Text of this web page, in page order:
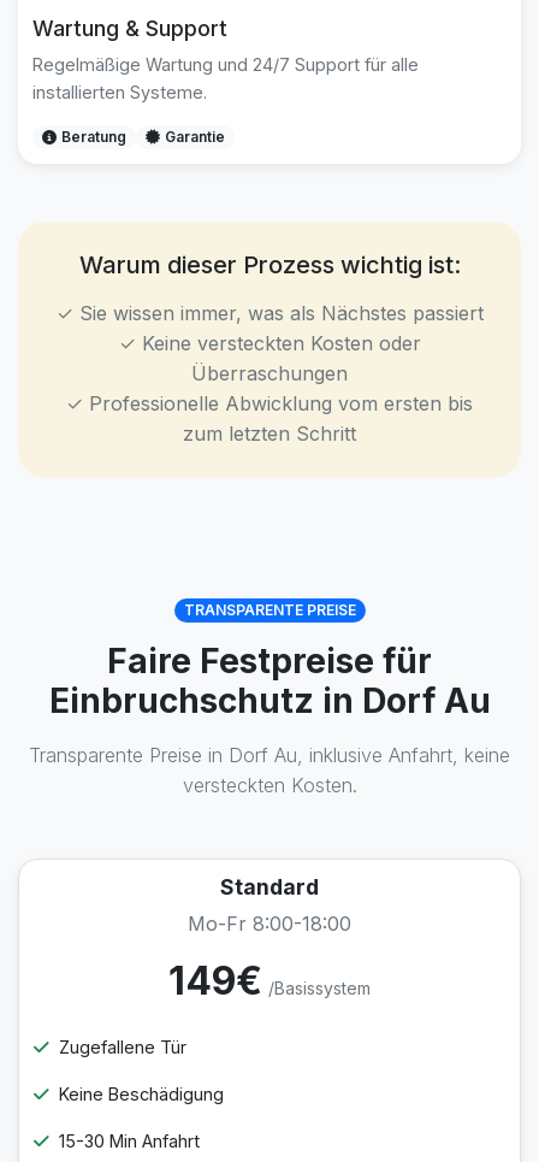
Wartung & Support
Regelmäßige Wartung und 24/7 Support für alle
installierten Systeme.
Beratung Garantie
Warum dieser Prozess wichtig ist:
✓ Sie wissen immer, was als Nächstes passiert
✓ Keine versteckten Kosten oder
Überraschungen
✓ Professionelle Abwicklung vom ersten bis
zum letzten Schritt
TRANSPARENTE PREISE
Faire Festpreise für
Einbruchschutz in Dorf Au
Transparente Preise in Dorf Au, inklusive Anfahrt, keine
versteckten Kosten.
Standard
Mo-Fr 8:00-18:00
149€ /Basissystem
Zugefallene Tür
Keine Beschädigung
15-30 Min Anfahrt